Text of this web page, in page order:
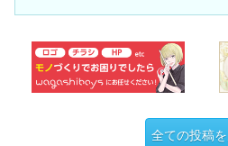
全ての投稿